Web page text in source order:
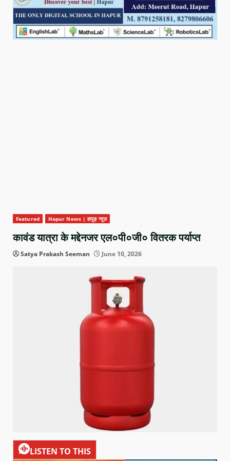
Featured Hapur News | हापुड़ न्यूज़
कावंड यात्रा के मद्देनजर एल०पी०जी० वितरक पर्याप्त
Satya Prakash Seeman June 10, 2026
LISTEN TO THIS